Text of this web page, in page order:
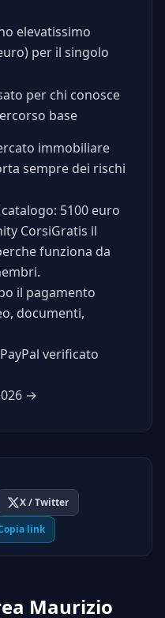
elevatissimo
per il singolo
per chi conosce
base
immobiliare
sempre dei rischi
5100 euro
CorsiGratis il
funziona da
il pagamento
documenti,
verificato
→
X / Twitter
link
Maurizio